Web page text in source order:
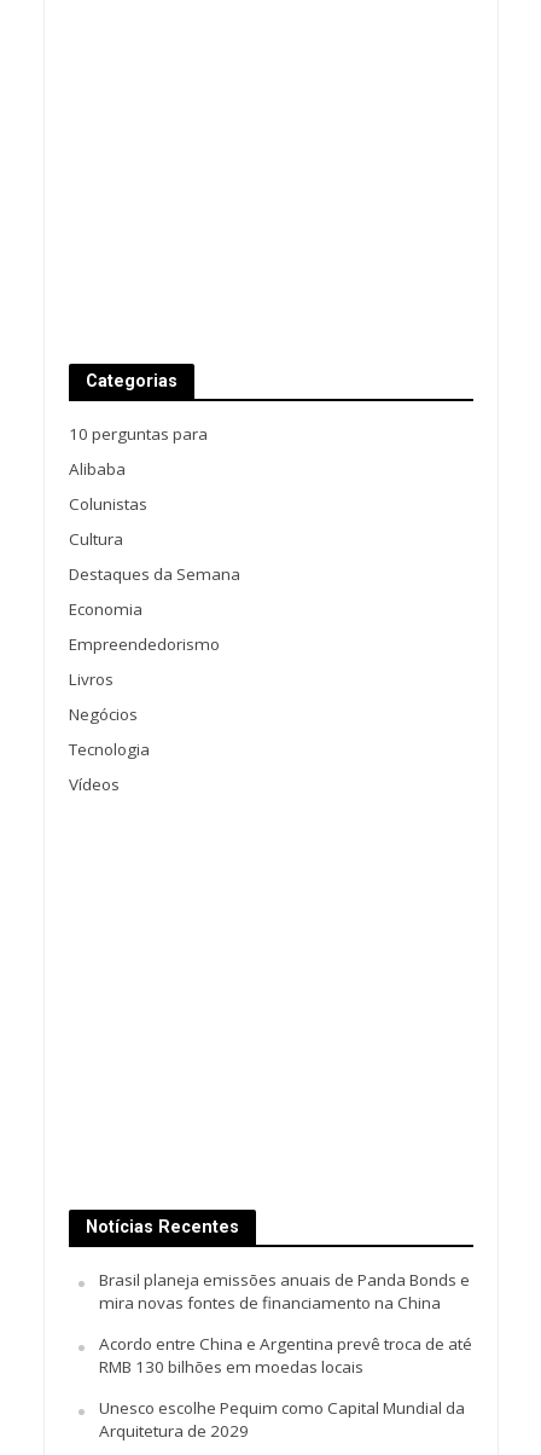
Categorias
10 perguntas para
Alibaba
Colunistas
Cultura
Destaques da Semana
Economia
Empreendedorismo
Livros
Negócios
Tecnologia
Vídeos
Notícias Recentes
Brasil planeja emissões anuais de Panda Bonds e
mira novas fontes de financiamento na China
Acordo entre China e Argentina prevê troca de até
RMB 130 bilhões em moedas locais
Unesco escolhe Pequim como Capital Mundial da
Arquitetura de 2029